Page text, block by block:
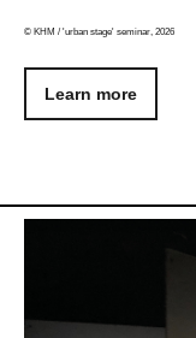
© KHM / 'urban stage' seminar, 2026
Learn more